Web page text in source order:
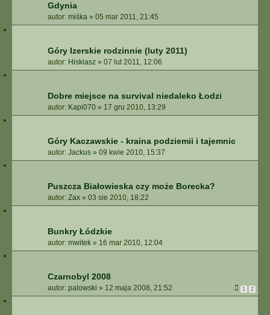
Gdynia
autor: miśka » 05 mar 2011, 21:45
Góry Izerskie rodzinnie (luty 2011)
autor: Hiskiasz » 07 lut 2011, 12:06
Dobre miejsce na survival niedaleko Łodzi
autor: Kapi070 » 17 gru 2010, 13:29
Góry Kaczawskie - kraina podziemii i tajemnic
autor: Jackus » 09 kwie 2010, 15:37
Puszcza Białowieska czy może Borecka?
autor: Zax » 03 sie 2010, 18:22
Bunkry Łódzkie
autor: mwitek » 16 mar 2010, 12:04
Czarnobyl 2008
autor: palowski » 12 maja 2008, 21:52 1 2